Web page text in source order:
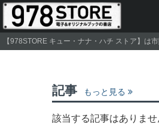
【978STORE キュー・ナナ・ハチ ストア】は
記事 もっと見る
該当する記事はありませ